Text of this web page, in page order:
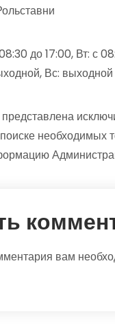
до 17:00, Вт: с
Вс: выходной
вам